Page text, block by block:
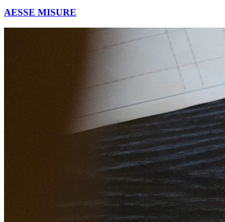
AESSE MISURE